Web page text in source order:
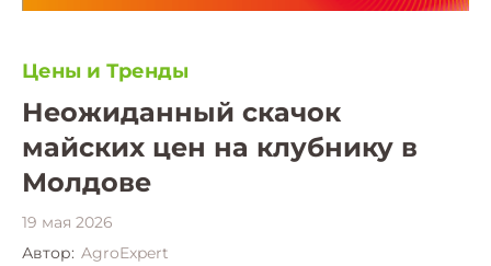
Цены и Тренды
Неожиданный скачок
майских цен на клубнику в
Молдове
19 мая 2026
Автор: AgroExpert